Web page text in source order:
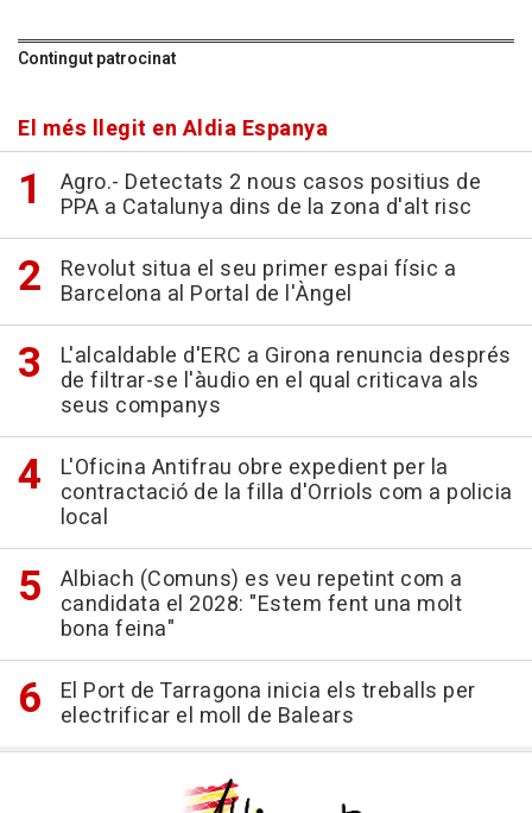
Contingut patrocinat
El més llegit en Aldia Espanya
Agro.- Detectats 2 nous casos positius de
PPA a Catalunya dins de la zona d'alt risc
Revolut situa el seu primer espai físic a
Barcelona al Portal de l'Àngel
L'alcaldable d'ERC a Girona renuncia després
de filtrar-se l'àudio en el qual criticava als
seus companys
L'Oficina Antifrau obre expedient per la
contractació de la filla d'Orriols com a policia
local
Albiach (Comuns) es veu repetint com a
candidata el 2028: "Estem fent una molt
bona feina"
El Port de Tarragona inicia els treballs per
electrificar el moll de Balears